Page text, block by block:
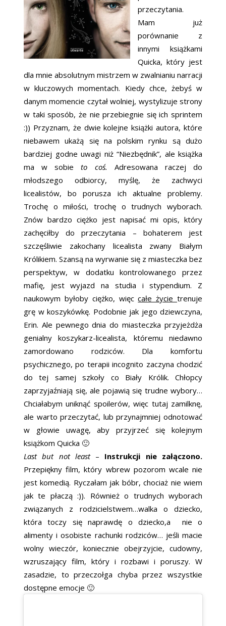
przeczytania.
Mam już
porównanie z
innymi książkami
Quicka, który jest
dla mnie absolutnym mistrzem w zwalnianiu narracji
w kluczowych momentach. Kiedy chce, żebyś w
danym momencie czytał wolniej, wystylizuje strony
w taki sposób, że nie przebiegnie się ich sprintem
:)) Przyznam, że dwie kolejne książki autora, które
niebawem ukażą się na polskim rynku są dużo
bardziej godne uwagi niż “Niezbędnik”, ale książka
ma w sobieto coś. Adresowana raczej do
młodszego odbiorcy, myślę, że zachwyci
licealistów, bo porusza ich aktualne problemy.
Trochę o miłości, trochę o trudnych wyborach.
Znów bardzo ciężko jest napisać mi opis, który
zachęciłby do przeczytania – bohaterem jest
szczęśliwie zakochany licealista zwany Białym
Królikiem. Szansą na wyrwanie się z miasteczka bez
perspektyw, w dodatku kontrolowanego przez
mafię, jest wyjazd na studia i stypendium. Z
naukowym byłoby ciężko, więccałe życietrenuje
grę w koszykówkę. Podobnie jak jego dziewczyna,
Erin. Ale pewnego dnia do miasteczka przyjeżdża
genialny koszykarz-licealista, któremu niedawno
zamordowano rodziców. Dla komfortu
psychicznego, po terapii incognito zaczyna chodzić
do tej samej szkoły co Biały Królik. Chłopcy
zaprzyjaźniają się, ale pojawią się trudne wybory…
Chciałabym uniknąć spoilerów, więc tutaj zamilknę,
ale warto przeczytać, lub przynajmniej odnotować
w głowie uwagę, aby przyjrzeć się kolejnym
książkom Quicka 🙂
Last but not least – Instrukcji nie załączono.
Przepiękny film, który wbrew pozorom wcale nie
jest komedią. Ryczałam jak bóbr, chociaż nie wiem
jak te płaczą :)). Również o trudnych wyborach
związanych z rodzicielstwem…walka o dziecko,
która toczy się naprawdę o dziecko,a nie o
alimenty i osobiste rachunki rodziców… jeśli macie
wolny wieczór, koniecznie obejrzyjcie, cudowny,
wzruszający film, który i rozbawi i poruszy. W
zasadzie, to przeczołga chyba przez wszystkie
dostępne emocje 🙂